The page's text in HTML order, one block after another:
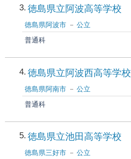
3 徳島県立阿波高等学校
徳島県阿波市
公立
普通科
4 徳島県立阿波西高等学校
徳島県阿南市
公立
普通科
5 徳島県立池田高等学校
徳島県三好市
公立